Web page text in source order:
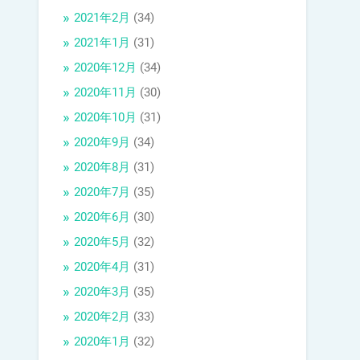
2021年2月 (34)
2021年1月 (31)
2020年12月 (34)
2020年11月 (30)
2020年10月 (31)
2020年9月 (34)
2020年8月 (31)
2020年7月 (35)
2020年6月 (30)
2020年5月 (32)
2020年4月 (31)
2020年3月 (35)
2020年2月 (33)
2020年1月 (32)